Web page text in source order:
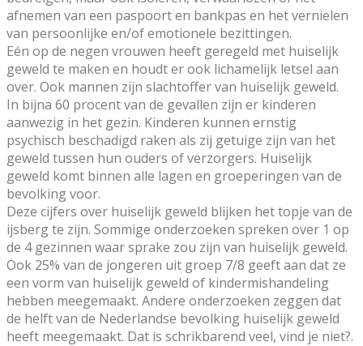
afnemen van een paspoort en bankpas en het vernielen
van persoonlijke en/of emotionele bezittingen.
Eén op de negen vrouwen heeft geregeld met huiselijk
geweld te maken en houdt er ook lichamelijk letsel aan
over. Ook mannen zijn slachtoffer van huiselijk geweld.
In bijna 60 procent van de gevallen zijn er kinderen
aanwezig in het gezin. Kinderen kunnen ernstig
psychisch beschadigd raken als zij getuige zijn van het
geweld tussen hun ouders of verzorgers. Huiselijk
geweld komt binnen alle lagen en groeperingen van de
bevolking voor.
Deze cijfers over huiselijk geweld blijken het topje van de
ijsberg te zijn. Sommige onderzoeken spreken over 1 op
de 4 gezinnen waar sprake zou zijn van huiselijk geweld.
Ook 25% van de jongeren uit groep 7/8 geeft aan dat ze
een vorm van huiselijk geweld of kindermishandeling
hebben meegemaakt. Andere onderzoeken zeggen dat
de helft van de Nederlandse bevolking huiselijk geweld
heeft meegemaakt. Dat is schrikbarend veel, vind je niet?.